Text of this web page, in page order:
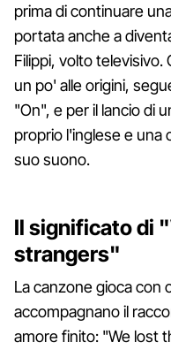
prima di continuare
portata anche a
Filippi, volto
un po' alle origini,
"On", e per il lancio di
proprio l'inglese e una
suo suono.
Il significato di
strangers"
La canzone gioca con
accompagnano il
amore finito: "We lost